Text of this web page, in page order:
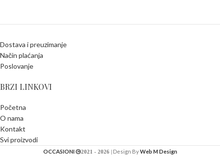
Dostava i preuzimanje
Način plaćanja
Poslovanje
BRZI LINKOVI
Početna
O nama
Kontakt
Svi proizvodi
OCCASIONI 2021 - 2026 |Design ByWeb M Design